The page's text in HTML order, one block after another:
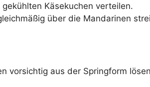
Käsekuchen verteilen.
über die Mandarinen
vorsichtig aus der Springform